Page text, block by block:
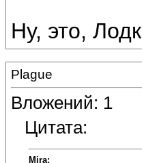
Ну, это,
Plague
Вложений: 1
Цитата:
Mira: